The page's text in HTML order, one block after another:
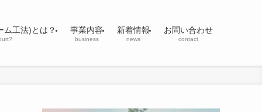
ム工法)とは？ 事業内容
business
新着情報
news
お問い合わせ
contact